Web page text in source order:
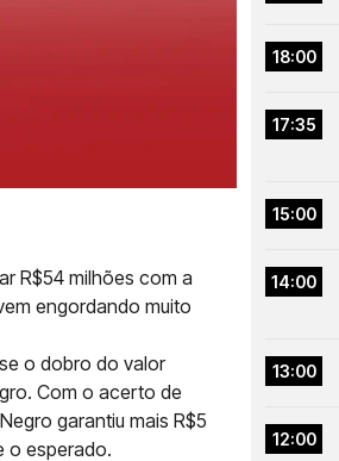
R$54 milhões com a
engordando muito
o dobro do valor
Com o acerto de
garantiu mais R$5
o esperado.
18:00
17:35
15:00
14:00
13:00
12:00